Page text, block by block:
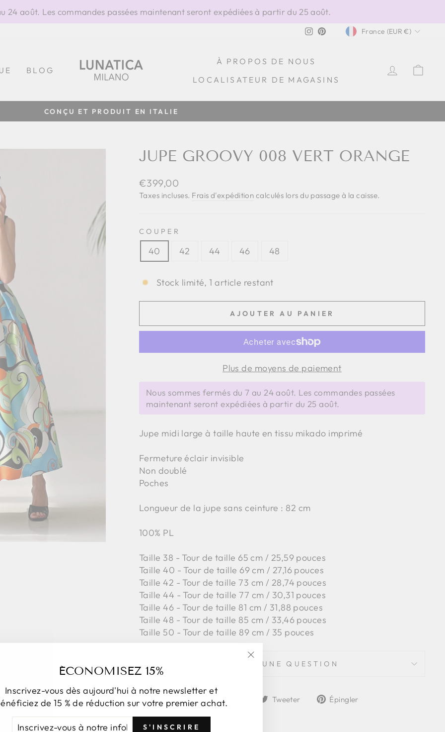
24 août. Les commandes passées maintenant seront expédiées à partir du 25 août.
Instagram
PinterestDEVISE
France (EUR €)
BLOG
À PROPOS DE NOUS
LOCALISATEUR DE MAGASINS
SE
Diaporama
CONÇU ET PRODUIT EN ITALIE
ÉCONOMISEZ 15%
Inscrivez-vous dès aujourd'hui à notre newsletter et
de 15 % de réduction sur votre premier achat.
S'INSCRIRE
"Fermer
JUPE GROOVY 008 VERT ORANGE
Prix
régulier
€399,00
Taxes incluses. Frais d'expédition calculés lors du passage à la caisse.
COUPER
40 42 44 46 48
Stock limité, 1 article restant
AJOUTER AU PANIER
Plus de moyens de paiement
Nous sommes fermés du 7 au 24 août. Les commandes passées
maintenant seront expédiées à partir du 25 août.
Jupe midi large à taille haute en tissu mikado imprimé
Fermeture éclair invisible
Non doublé
Poches
Longueur de la jupe sans ceinture : 82 cm
100% PL
Taille 38 - Tour de taille 65 cm / 25,59 pouces
Taille 40 - Tour de taille 69 cm / 27,16 pouces
Taille 42 - Tour de taille 73 cm / 28,74 pouces
Taille 44 - Tour de taille 77 cm / 30,31 pouces
Taille 46 - Tour de taille 81 cm / 31,88 pouces
Taille 48 - Tour de taille 85 cm / 33,46 pouces
Taille 50 - Tour de taille 89 cm / 35 pouces
POSER UNE QUESTION
Partager
Partager
Tweeter
TweeterÉpingler